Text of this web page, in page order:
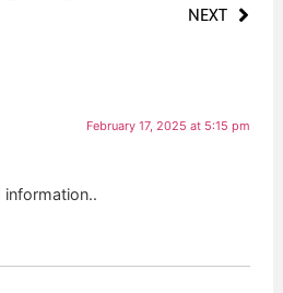
NEXT
February 17, 2025 at 5:15 pm
information..